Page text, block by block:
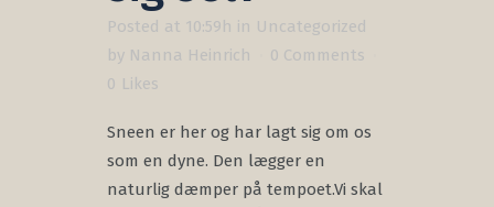
Posted at 10:59h in Uncategorized
by Nanna Heinrich
0 Comments
0 Likes
Sneen er her og har lagt sig om os
som en dyne. Den lægger en
naturlig dæmper på tempoet.Vi skal